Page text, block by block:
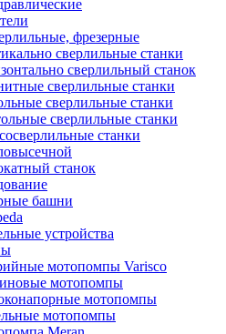
фрезерные
сверлильные станки
сверлильный станок
сверлильные станки
сверлильные станки
сверлильные станки
станки
станок
башни
устройства
мотопомпы Varisco
мотопомпы
мотопомпы
мотопомпы